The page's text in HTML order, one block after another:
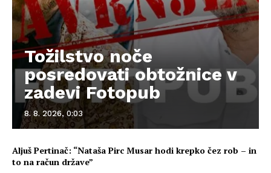
Tožilstvo noče
posredovati obtožnice v
zadevi Fotopub
8. 8. 2026, 0:03
Aljuš Pertinač: “Nataša Pirc Musar hodi krepko čez rob – in
to na račun države”